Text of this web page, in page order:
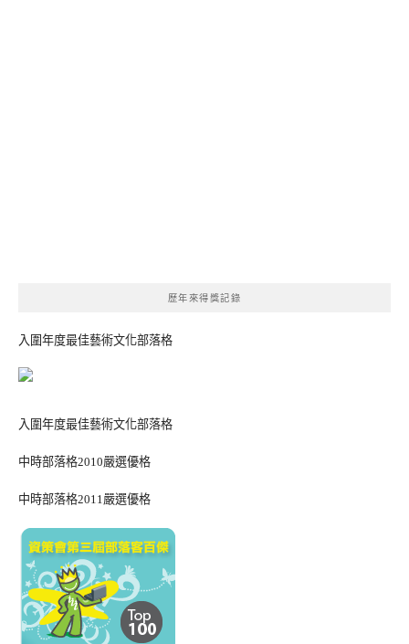
歷年來得獎記錄
入圍年度最佳藝術文化部落格
入圍年度最佳藝術文化部落格
中時部落格2010嚴選優格
中時部落格2011嚴選優格